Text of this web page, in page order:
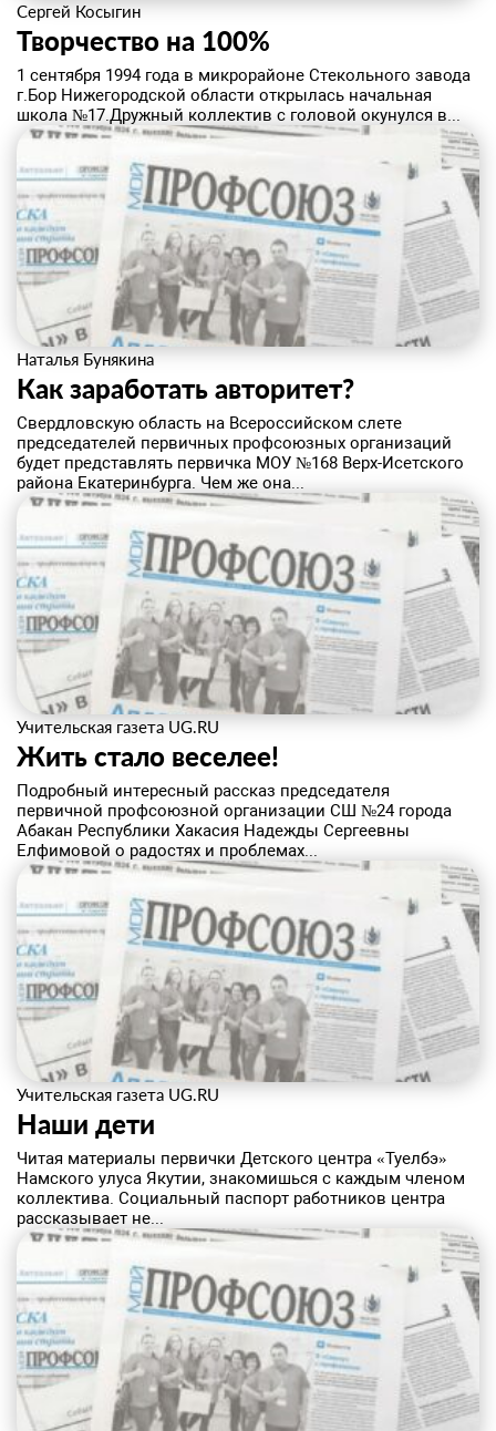
Сергей Косыгин
Творчество на 100%
1 сентября 1994 года в микрорайоне Стекольного завода
г.Бор Нижегородской области открылась начальная
школа №17.Дружный коллектив с головой окунулся в...
Наталья Бунякина
Как заработать авторитет?
Свердловскую область на Всероссийском слете
председателей первичных профсоюзных организаций
будет представлять первичка МОУ №168 Верх-Исетского
района Екатеринбурга. Чем же она...
Учительская газета UG.RU
Жить стало веселее!
Подробный интересный рассказ председателя
первичной профсоюзной организации СШ №24 города
Абакан Республики Хакасия Надежды Сергеевны
Елфимовой о радостях и проблемах...
Учительская газета UG.RU
Наши дети
Читая материалы первички Детского центра «Туелбэ»
Намского улуса Якутии, знакомишься с каждым членом
коллектива. Социальный паспорт работников центра
рассказывает не...